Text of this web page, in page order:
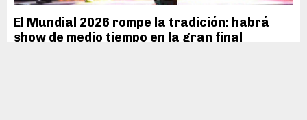
El Mundial 2026 rompe la tradición: habrá
show de medio tiempo en la gran final